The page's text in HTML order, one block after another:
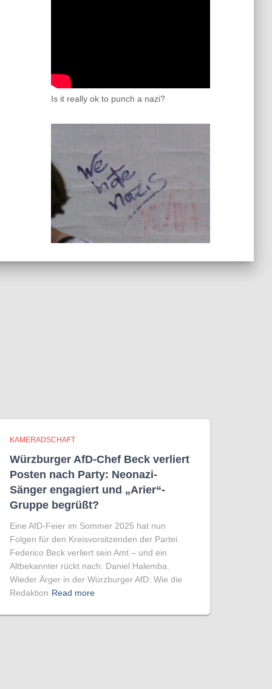
Is it really ok to punch a nazi?
KAMERADSCHAFT
Würzburger AfD-Chef Beck verliert
Posten nach Party: Neonazi-
Sänger engagiert und „Arier“-
Gruppe begrüßt?
Eine AfD-Feier im Sommer 2025 hat nun
Folgen für den Kreisvorsitzenden der Partei.
Federico Beck verliert sein Amt – und ein
Altbekannter rückt nach: Daniel Halemba.
Wieder Ärger in der Würzburger AfD: Wie die
Redaktion Read more